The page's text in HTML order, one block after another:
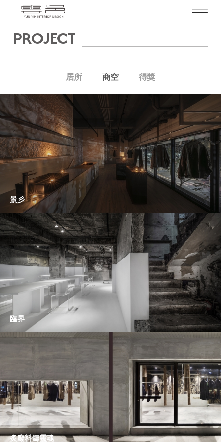
PROJECT
居所 商空 得獎
景彡
臨界
炙廢料鑄靈魂